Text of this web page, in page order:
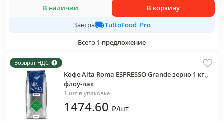
В наличии
В корзину
Завтра
TuttoFood_Pro
Всего 1 предложение
Возврат НДС
Кофе Alta Romа ESPRESSO Grandе зерно 1 кг.,
флоу-пак
1 шт в упаковке
1474.60 ₽/шт